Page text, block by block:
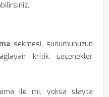
sekmesi, sunumunuzun
kritik seçenekler
ile mi, yoksa slayta